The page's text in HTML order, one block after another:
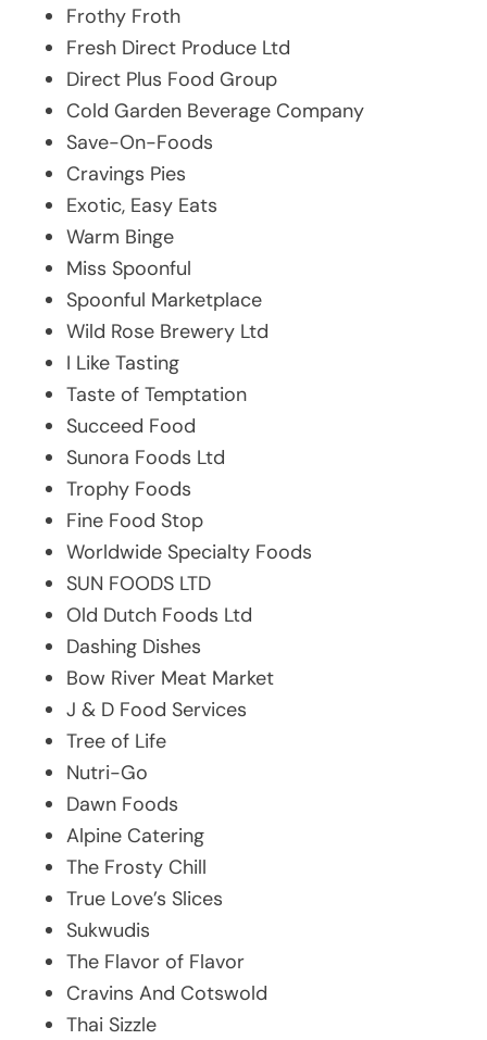
Frothy Froth
Fresh Direct Produce Ltd
Direct Plus Food Group
Cold Garden Beverage Company
Save-On-Foods
Cravings Pies
Exotic, Easy Eats
Warm Binge
Miss Spoonful
Spoonful Marketplace
Wild Rose Brewery Ltd
I Like Tasting
Taste of Temptation
Succeed Food
Sunora Foods Ltd
Trophy Foods
Fine Food Stop
Worldwide Specialty Foods
SUN FOODS LTD
Old Dutch Foods Ltd
Dashing Dishes
Bow River Meat Market
J & D Food Services
Tree of Life
Nutri-Go
Dawn Foods
Alpine Catering
The Frosty Chill
True Love’s Slices
Sukwudis
The Flavor of Flavor
Cravins And Cotswold
Thai Sizzle